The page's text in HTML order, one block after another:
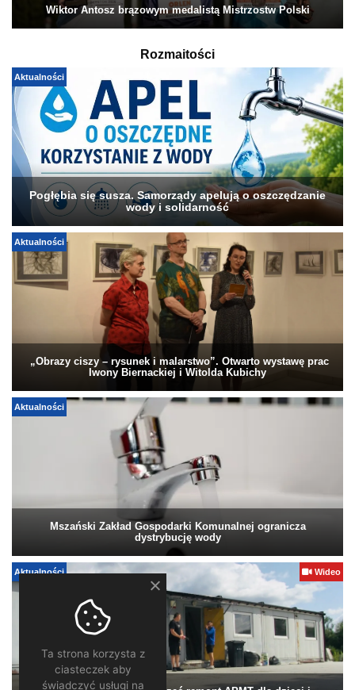
Wiktor Antosz brązowym medalistą Mistrzostw Polski
Rozmaitości
Aktualności
Pogłębia się susza. Samorządy apelują o oszczędzanie
wody i solidarność
Aktualności
„Obrazy ciszy – rysunek i malarstwo”. Otwarto wystawę prac
Iwony Biernackiej i Witolda Kubichy
Aktualności
Mszański Zakład Gospodarki Komunalnej ogranicza
dystrybucję wody
Aktualności Wideo
Ta strona korzysta z
ciasteczek aby
świadczyć usługi na